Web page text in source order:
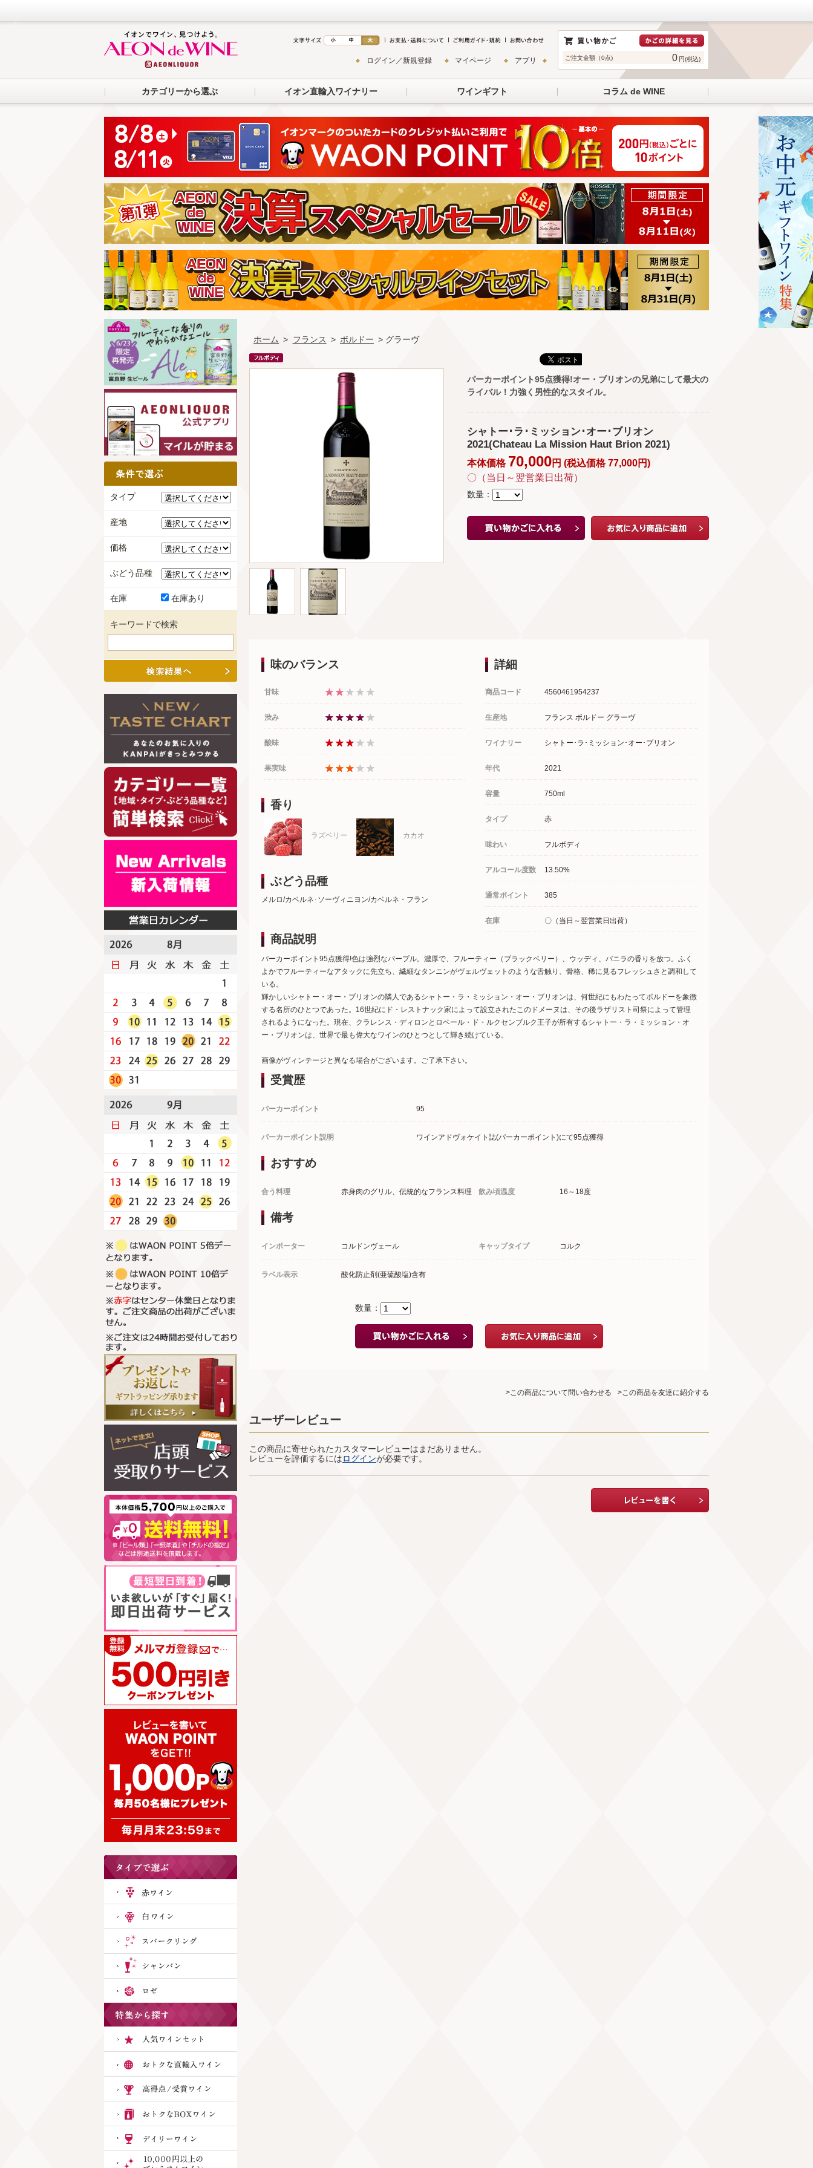
ご注文金額（0点) 0 円(税込)
ログイン／新規登録 マイページ アプリ
カテゴリーから選ぶ イオン直輸入ワイナリー ワインギフト コラム de WINE
ホーム > フランス > ボルドー > グラーヴ
パーカーポイント95点獲得!オー・ブリオンの兄弟にして最大の
ライバル！力強く男性的なスタイル。
シャトー･ラ･ミッション･オー･ブリオン
2021(Chateau La Mission Haut Brion 2021)
本体価格 70,000円 (税込価格77,000円)
〇（当日～翌営業日出荷）
数量：
詳細
商品コード 4560461954237
生産地 フランス ボルドー グラーヴ
ワイナリー シャトー･ラ･ミッション･オー･ブリオン
年代 2021
容量 750ml
タイプ 赤
味わい フルボディ
アルコール度数 13.50%
通常ポイント 385
在庫 〇（当日～翌営業日出荷）
味のバランス
甘味
渋み
酸味
果実味
香り
ラズベリー カカオ
ぶどう品種
メルロ/カベルネ･ソーヴィニヨン/カベルネ・フラン
商品説明
パーカーポイント95点獲得!色は強烈なパープル。濃厚で、フルーティー（ブラックベリー）、ウッディ、バニラの香りを放つ。ふく
よかでフルーティーなアタックに先立ち、繊細なタンニンがヴェルヴェットのような舌触り、骨格、稀に見るフレッシュさと調和して
いる。
輝かしいシャトー・オー・ブリオンの隣人であるシャトー・ラ・ミッション・オー・ブリオンは、何世紀にもわたってボルドーを象徴
する名所のひとつであった。16世紀にド・レストナック家によって設立されたこのドメーヌは、その後ラザリスト司祭によって管理
されるようになった。現在、クラレンス・ディロンとロベール・ド・ルクセンブルク王子が所有するシャトー・ラ・ミッション・オ
ー・ブリオンは、世界で最も偉大なワインのひとつとして輝き続けている。
画像がヴィンテージと異なる場合がございます。ご了承下さい。
受賞歴
パーカーポイント 95
パーカーポイント説明 ワインアドヴォケイト誌(パーカーポイント)にて95点獲得
おすすめ
合う料理 赤身肉のグリル、伝統的なフランス料理 飲み頃温度 16～18度
備考
インポーター コルドンヴェール キャップタイプ コルク
ラベル表示 酸化防止剤(亜硫酸塩)含有
数量：
>この商品について問い合わせる >この商品を友達に紹介する
ユーザーレビュー
この商品に寄せられたカスタマーレビューはまだありません。
レビューを評価するにはログインが必要です。
タイプ
産地
価格
ぶどう品種
在庫 在庫あり
キーワードで検索